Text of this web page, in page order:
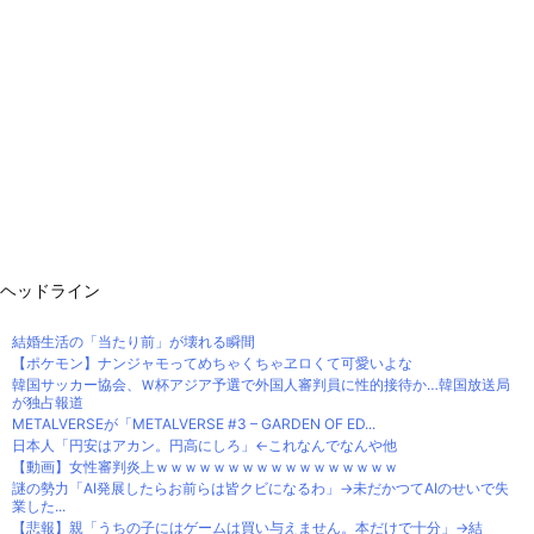
ヘッドライン
結婚生活の「当たり前」が壊れる瞬間
【ポケモン】ナンジャモってめちゃくちゃヱロくて可愛いよな
韓国サッカー協会、Ｗ杯アジア予選で外国人審判員に性的接待か…韓国放送局
が独占報道
METALVERSEが「METALVERSE #3 – GARDEN OF ED...
日本人「円安はアカン。円高にしろ」←これなんでなんや他
【動画】女性審判炎上ｗｗｗｗｗｗｗｗｗｗｗｗｗｗｗｗｗ
謎の勢力「AI発展したらお前らは皆クビになるわ」→未だかつてAIのせいで失
業した...
【悲報】親「うちの子にはゲームは買い与えません。本だけで十分」→結